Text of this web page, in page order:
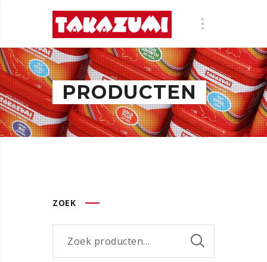
PRODUCTEN
ZOEK